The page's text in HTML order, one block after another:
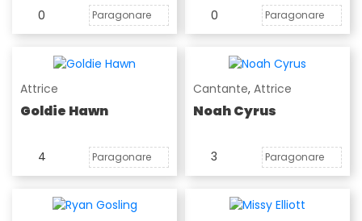
0 Paragonare 0 Paragonare
Attrice
Goldie Hawn
4 Paragonare
Cantante, Attrice
Noah Cyrus
3 Paragonare